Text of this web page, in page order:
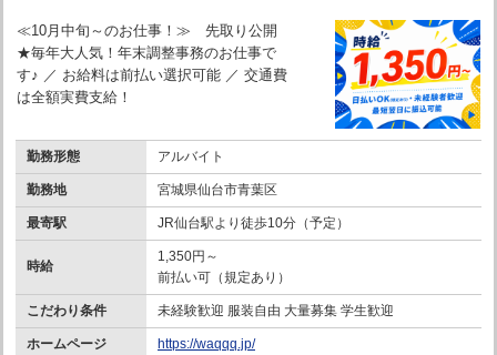
≪10月中旬～のお仕事！≫ 先取り公開
★毎年大人気！年末調整事務のお仕事で
す♪ ／ お給料は前払い選択可能 ／ 交通費
は全額実費支給！
勤務形態 アルバイト
勤務地 宮城県仙台市青葉区
最寄駅 JR仙台駅より徒歩10分（予定）
時給
1,350円～
前払い可（規定あり）
こだわり条件 未経験歓迎 服装自由 大量募集 学生歓迎
ホームページ https://waqqq.jp/